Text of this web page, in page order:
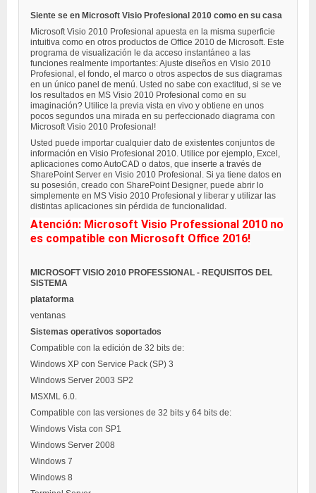
Siente se en Microsoft Visio Profesional 2010 como en su casa
Microsoft Visio 2010 Profesional apuesta en la misma superficie
intuitiva como en otros productos de Office 2010 de Microsoft. Este
programa de visualización le da acceso instantáneo a las
funciones realmente importantes: Ajuste diseños en Visio 2010
Profesional, el fondo, el marco o otros aspectos de sus diagramas
en un único panel de menú. Usted no sabe con exactitud, si se ve
los resultados en MS Visio 2010 Profesional como en su
imaginación? Utilice la previa vista en vivo y obtiene en unos
pocos segundos una mirada en su perfeccionado diagrama con
Microsoft Visio 2010 Profesional!
Usted puede importar cualquier dato de existentes conjuntos de
información en Visio Profesional 2010. Utilice por ejemplo, Excel,
aplicaciones como AutoCAD o datos, que inserte a través de
SharePoint Server en Visio 2010 Profesional. Si ya tiene datos en
su posesión, creado con SharePoint Designer, puede abrir lo
simplemente en MS Visio 2010 Profesional y liberar y utilizar las
distintas aplicaciones sin pérdida de funcionalidad.
Atención: Microsoft Visio Professional 2010 no
es compatible con Microsoft Office 2016!
MICROSOFT VISIO 2010 PROFESSIONAL - REQUISITOS DEL
SISTEMA
plataforma
ventanas
Sistemas operativos soportados
Compatible con la edición de 32 bits de:
Windows XP con Service Pack (SP) 3
Windows Server 2003 SP2
MSXML 6.0.
Compatible con las versiones de 32 bits y 64 bits de:
Windows Vista con SP1
Windows Server 2008
Windows 7
Windows 8